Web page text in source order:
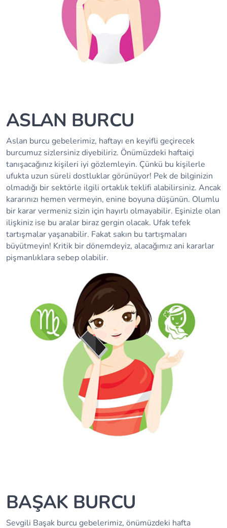
ASLAN BURCU
Aslan burcu gebelerimiz, haftayı en keyifli geçirecek
burcumuz sizlersiniz diyebiliriz. Önümüzdeki haftaiçi
tanışacağınız kişileri iyi gözlemleyin. Çünkü bu kişilerle
ufukta uzun süreli dostluklar görünüyor! Pek de bilginizin
olmadığı bir sektörle ilgili ortaklık teklifi alabilirsiniz. Ancak
kararınızı hemen vermeyin, enine boyuna düşünün. Olumlu
bir karar vermeniz sizin için hayırlı olmayabilir. Eşinizle olan
ilişkiniz ise bu aralar biraz gergin olacak. Ufak tefek
tartışmalar yaşanabilir. Fakat sakın bu tartışmaları
büyütmeyin! Kritik bir dönemdeyiz, alacağımız ani kararlar
pişmanlıklara sebep olabilir.
BAŞAK BURCU
Sevgili Başak burcu gebelerimiz, önümüzdeki hafta